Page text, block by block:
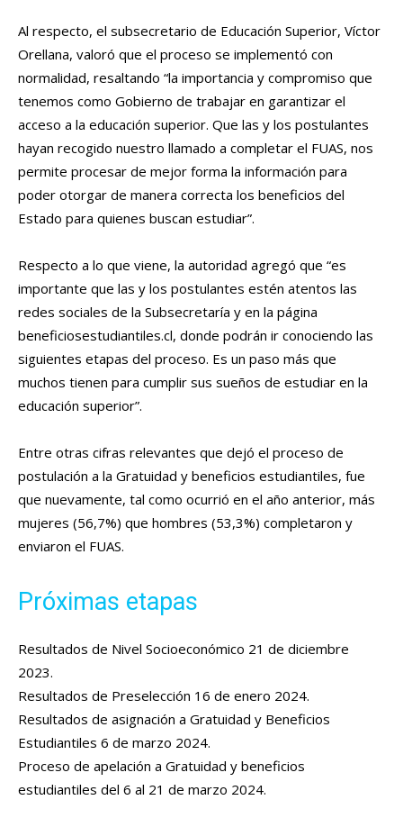
Al respecto, el subsecretario de Educación Superior, Víctor
Orellana, valoró que el proceso se implementó con
normalidad, resaltando “la importancia y compromiso que
tenemos como Gobierno de trabajar en garantizar el
acceso a la educación superior. Que las y los postulantes
hayan recogido nuestro llamado a completar el FUAS, nos
permite procesar de mejor forma la información para
poder otorgar de manera correcta los beneficios del
Estado para quienes buscan estudiar”.
Respecto a lo que viene, la autoridad agregó que “es
importante que las y los postulantes estén atentos las
redes sociales de la Subsecretaría y en la página
beneficiosestudiantiles.cl, donde podrán ir conociendo las
siguientes etapas del proceso. Es un paso más que
muchos tienen para cumplir sus sueños de estudiar en la
educación superior”.
Entre otras cifras relevantes que dejó el proceso de
postulación a la Gratuidad y beneficios estudiantiles, fue
que nuevamente, tal como ocurrió en el año anterior, más
mujeres (56,7%) que hombres (53,3%) completaron y
enviaron el FUAS.
Próximas etapas
Resultados de Nivel Socioeconómico 21 de diciembre
2023.
Resultados de Preselección 16 de enero 2024.
Resultados de asignación a Gratuidad y Beneficios
Estudiantiles 6 de marzo 2024.
Proceso de apelación a Gratuidad y beneficios
estudiantiles del 6 al 21 de marzo 2024.